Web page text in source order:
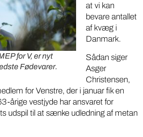
for V, er nyt
Fødevarer.
at vi kan
bevare antallet
af kvæg i
Danmark.
Sådan siger
Asger
Christensen,
for Venstre, der i januar fik en
årige vestjyde har ansvaret for
udspil til at sænke udledning af metan